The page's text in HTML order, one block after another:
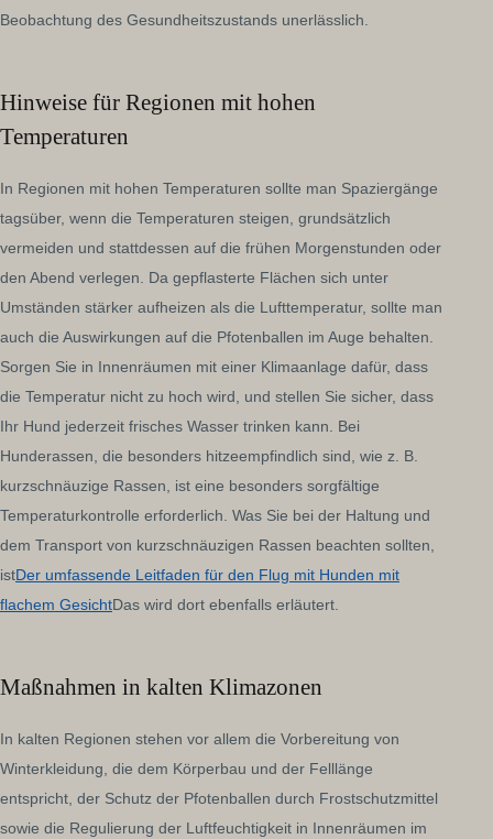
Beobachtung des Gesundheitszustands unerlässlich.
Hinweise für Regionen mit hohen
Temperaturen
In Regionen mit hohen Temperaturen sollte man Spaziergänge
tagsüber, wenn die Temperaturen steigen, grundsätzlich
vermeiden und stattdessen auf die frühen Morgenstunden oder
den Abend verlegen. Da gepflasterte Flächen sich unter
Umständen stärker aufheizen als die Lufttemperatur, sollte man
auch die Auswirkungen auf die Pfotenballen im Auge behalten.
Sorgen Sie in Innenräumen mit einer Klimaanlage dafür, dass
die Temperatur nicht zu hoch wird, und stellen Sie sicher, dass
Ihr Hund jederzeit frisches Wasser trinken kann. Bei
Hunderassen, die besonders hitzeempfindlich sind, wie z. B.
kurzschnäuzige Rassen, ist eine besonders sorgfältige
Temperaturkontrolle erforderlich. Was Sie bei der Haltung und
dem Transport von kurzschnäuzigen Rassen beachten sollten,
istDer umfassende Leitfaden für den Flug mit Hunden mit
flachem GesichtDas wird dort ebenfalls erläutert.
Maßnahmen in kalten Klimazonen
In kalten Regionen stehen vor allem die Vorbereitung von
Winterkleidung, die dem Körperbau und der Felllänge
entspricht, der Schutz der Pfotenballen durch Frostschutzmittel
sowie die Regulierung der Luftfeuchtigkeit in Innenräumen im